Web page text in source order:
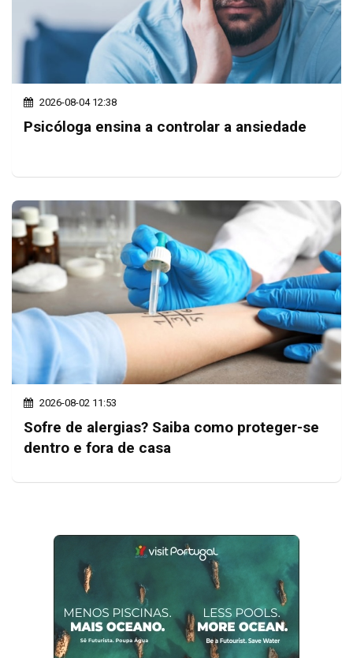
2026-08-04 12:38
Psicóloga ensina a controlar a ansiedade
2026-08-02 11:53
Sofre de alergias? Saiba como proteger-se
dentro e fora de casa